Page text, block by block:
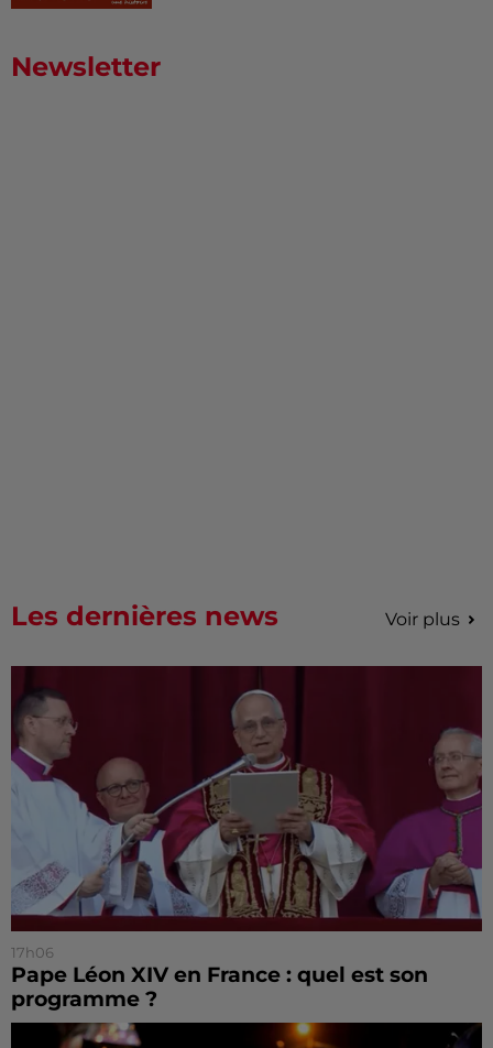
Newsletter
Les dernières news Voir plus
17h06
Pape Léon XIV en France : quel est son
programme ?